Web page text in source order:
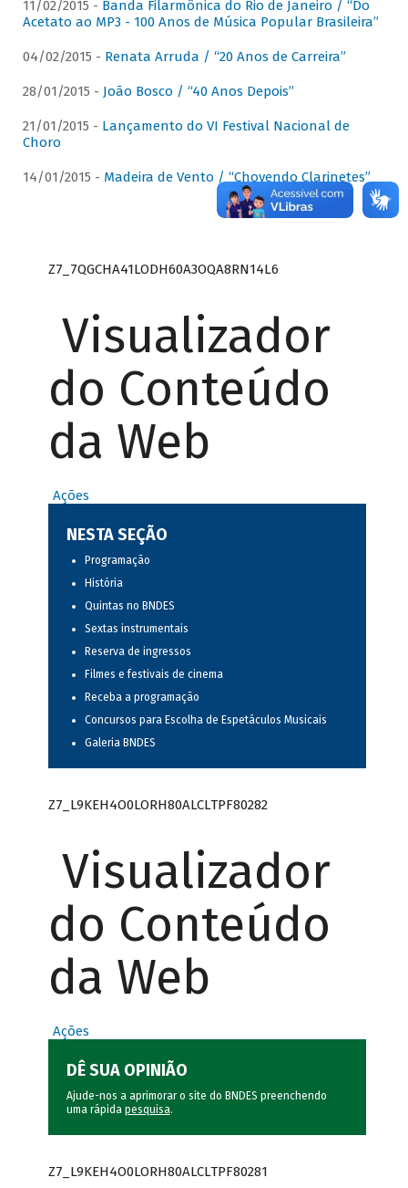
11/02/2015 - Banda Filarmônica do Rio de Janeiro / “Do
Acetato ao MP3 - 100 Anos de Música Popular Brasileira”
04/02/2015 - Renata Arruda / “20 Anos de Carreira”
28/01/2015 - João Bosco / “40 Anos Depois”
21/01/2015 - Lançamento do VI Festival Nacional de
Choro
14/01/2015 - Madeira de Vento / “Chovendo Clarinetes”
Z7_7QGCHA41LODH60A3OQA8RN14L6
Visualizador
do Conteúdo
da Web
Ações
NESTA SEÇÃO
Programação
História
Quintas no BNDES
Sextas instrumentais
Reserva de ingressos
Filmes e festivais de cinema
Receba a programação
Concursos para Escolha de Espetáculos Musicais
Galeria BNDES
Z7_L9KEH4O0LORH80ALCLTPF80282
Visualizador
do Conteúdo
da Web
Ações
DÊ SUA OPINIÃO
Ajude-nos a aprimorar o site do BNDES preenchendo
uma rápida pesquisa.
Z7_L9KEH4O0LORH80ALCLTPF80281